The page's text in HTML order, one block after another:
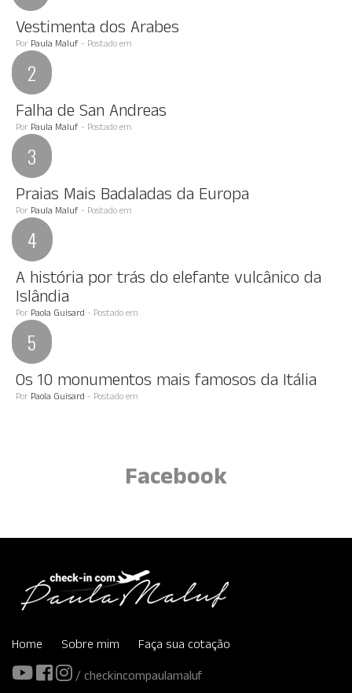
Vestimenta dos Arabes
Por Paula Maluf - Postado em
Falha de San Andreas
Por Paula Maluf - Postado em
Praias Mais Badaladas da Europa
Por Paula Maluf - Postado em
A história por trás do elefante vulcânico da
Islândia
Por Paola Guisard - Postado em
Os 10 monumentos mais famosos da Itália
Por Paola Guisard - Postado em
Facebook
Home Sobre mim Faça sua cotação
/ checkincompaulamaluf